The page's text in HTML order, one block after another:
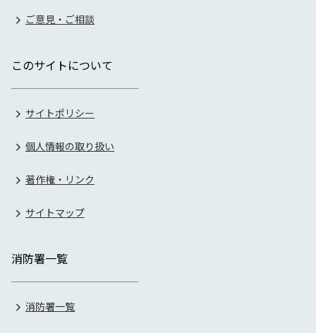
ご意見・ご相談
このサイトについて
サイトポリシー
個人情報の取り扱い
著作権・リンク
サイトマップ
消防署一覧
消防署一覧